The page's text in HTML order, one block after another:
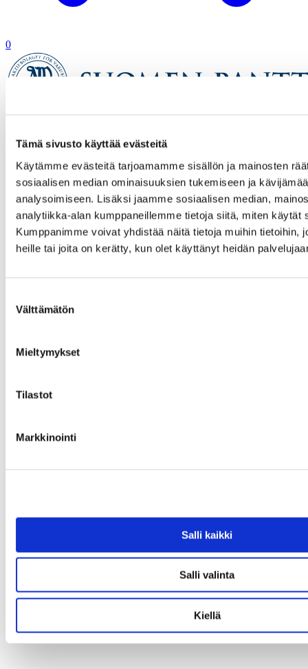
Tämä sivusto käyttää evästeitä
Käytämme evästeitä tarjoamamme sisällön ja mainosten
sosiaalisen median ominaisuuksien tukemiseen ja
analysoimiseen. Lisäksi jaamme sosiaalisen median,
analytiikka-alan kumppaneillemme tietoja siitä, miten käytät
Kumppanimme voivat yhdistää näitä tietoja muihin tietoihin,
heille tai joita on kerätty, kun olet käyttänyt heidän
valinta
Välttämätön
Mieltymykset
Tilastot
Markkinointi
Salli kaikki
Salli valinta
Kiellä
0
Verkkokauppa
Olet antanut virheellisen osoitteen tai kyseinen esine on varattu tai